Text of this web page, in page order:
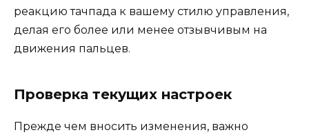
реакцию тачпада к вашему стилю управления,
делая его более или менее отзывчивым на
движения пальцев.
Проверка текущих настроек
Прежде чем вносить изменения, важно